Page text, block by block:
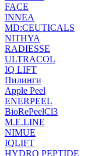
FACE
INNEA
MD:CEUTICALS
NITHYA
RADIESSE
ULTRACOL
IQ LIFT
Пилинги
Apple Peel
ENERPEEL
BioRePeelCl3
M.E.LINE
NIMUE
IQLIFT
HYDRO PEPTIDE